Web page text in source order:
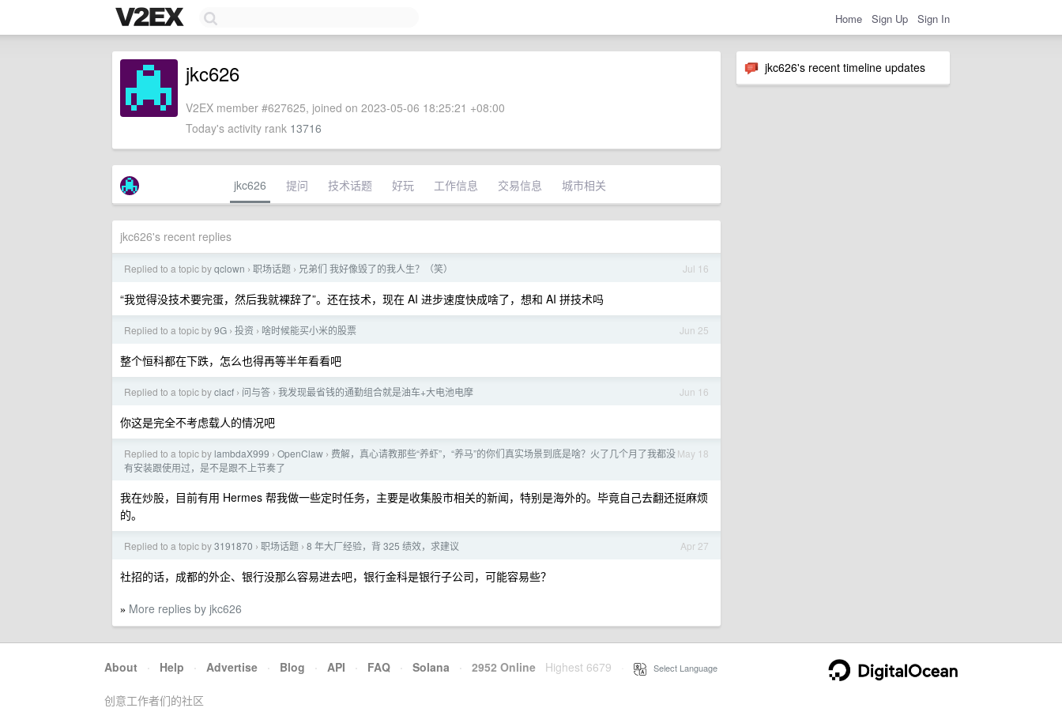
Home Sign Up Sign In
jkc626's recent timeline updates
jkc626
V2EX member #627625, joined on 2023-05-06 18:25:21 +08:00
Today's activity rank 13716
jkc626 提问 技术话题 好玩 工作信息 交易信息 城市相关
jkc626's recent replies
Jul 16
Replied to a topic byqclown › 职场话题 › 兄弟们 我好像毁了的我人生？（笑）
“我觉得没技术要完蛋，然后我就裸辞了”。还在技术，现在 AI 进步速度快成啥了，想和 AI 拼技术吗
Jun 25
Replied to a topic by9G › 投资 › 啥时候能买小米的股票
整个恒科都在下跌，怎么也得再等半年看看吧
Jun 16
Replied to a topic byclacf › 问与答 › 我发现最省钱的通勤组合就是油车+大电池电摩
你这是完全不考虑载人的情况吧
May 18
Replied to a topic by lambdaX999 › OpenClaw › 费解，真心请教那些“养虾”，“养马”的你们真实场景到底是啥？火了几个月了我都没
有安装跟使用过，是不是跟不上节奏了
我在炒股，目前有用 Hermes 帮我做一些定时任务，主要是收集股市相关的新闻，特别是海外的。毕竟自己去翻还挺麻烦
的。
Apr 27
Replied to a topic by3191870 › 职场话题 › 8 年大厂经验，背 325 绩效，求建议
社招的话，成都的外企、银行没那么容易进去吧，银行金科是银行子公司，可能容易些？
» More replies by jkc626
About · Help · Advertise · Blog · API · FAQ · Solana · 2952 Online Highest 6679 Select Language
创意工作者们的社区